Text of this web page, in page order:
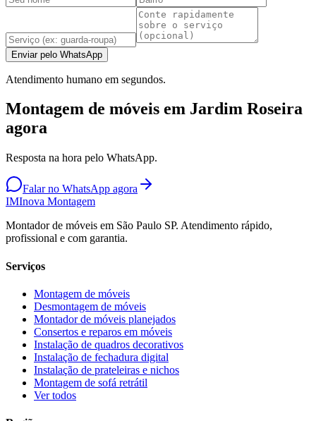
Enviar pelo WhatsApp
Atendimento humano em segundos.
Montagem de móveis em Jardim Roseira
agora
Resposta na hora pelo WhatsApp.
Falar no WhatsApp agora
IMInova Montagem
Montador de móveis em São Paulo SP. Atendimento rápido,
profissional e com garantia.
Serviços
Montagem de móveis
Desmontagem de móveis
Montador de móveis planejados
Consertos e reparos em móveis
Instalação de quadros decorativos
Instalação de fechadura digital
Instalação de prateleiras e nichos
Montagem de sofá retrátil
Ver todos